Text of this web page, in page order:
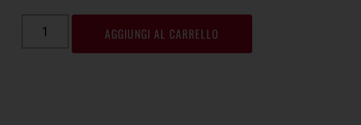
AGGIUNGI AL CARRELLO